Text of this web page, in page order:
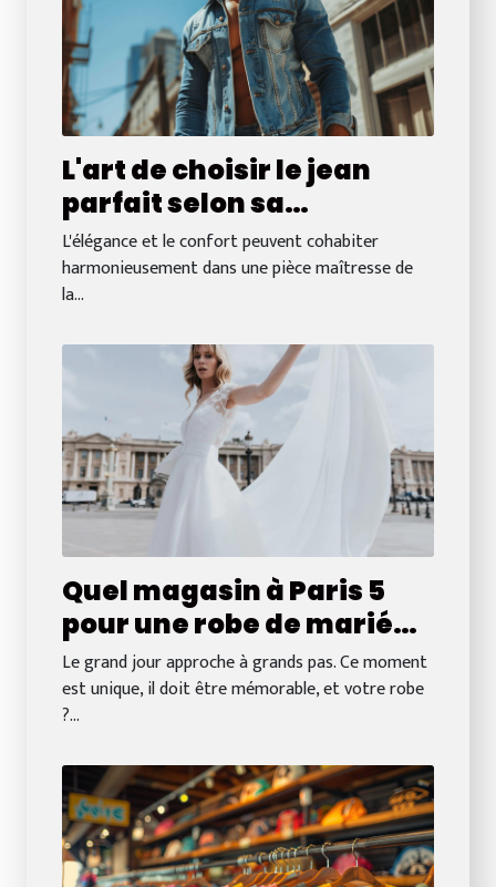
L'art de choisir le jean
parfait selon sa
morphologie
L'élégance et le confort peuvent cohabiter
harmonieusement dans une pièce maîtresse de
la...
Quel magasin à Paris 5
pour une robe de mariée
chic et moderne ?
Le grand jour approche à grands pas. Ce moment
est unique, il doit être mémorable, et votre robe
?...